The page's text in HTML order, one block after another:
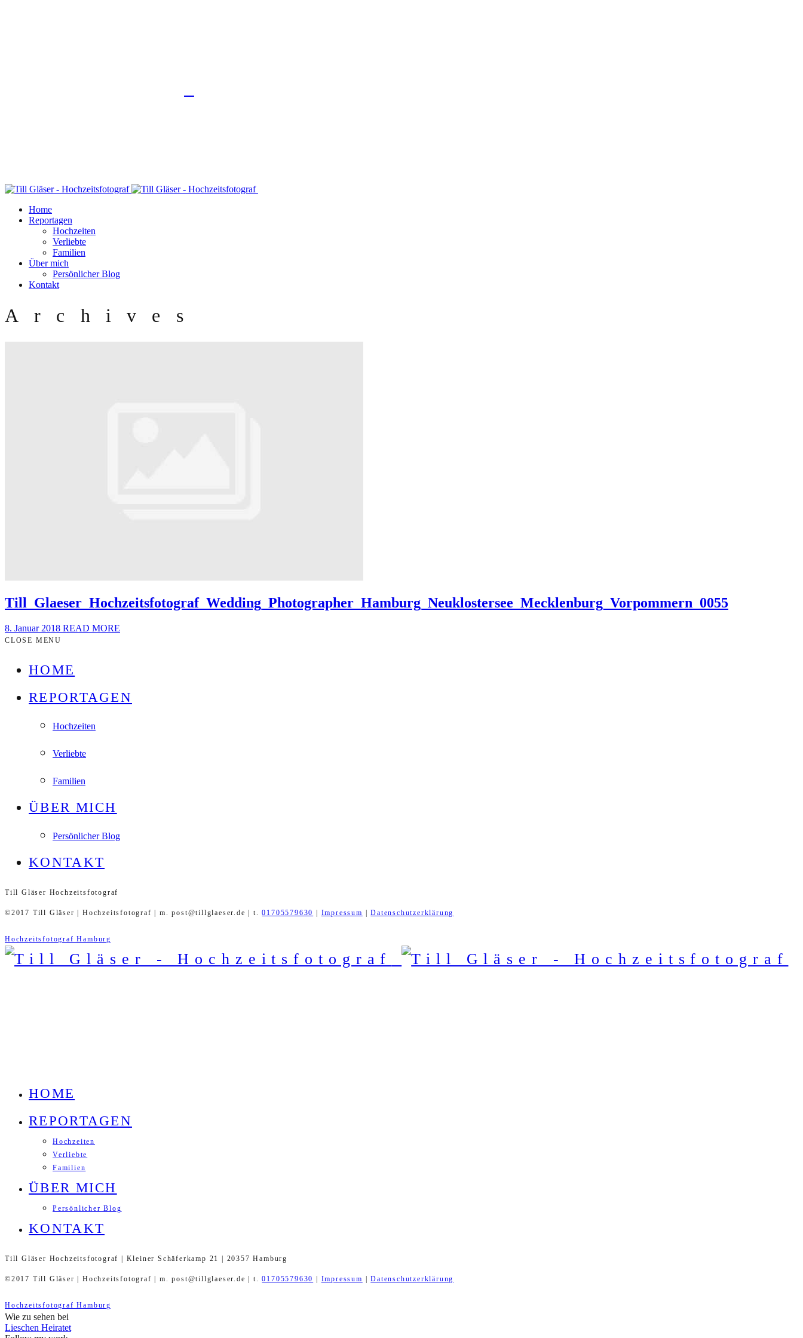
Home
Reportagen
Hochzeiten
Verliebte
Familien
Über mich
Persönlicher Blog
Kontakt
Archives
Till_Glaeser_Hochzeitsfotograf_Wedding_Photographer_Hamburg_Neuklostersee_Mecklenburg_Vorpommern_0055
8. Januar 2018 READ MORE
CLOSE MENU
HOME
REPORTAGEN
Hochzeiten
Verliebte
Familien
ÜBER MICH
Persönlicher Blog
KONTAKT
Till Gläser Hochzeitsfotograf
©2017 Till Gläser | Hochzeitsfotograf | m. post@tillglaeser.de | t.01705579630 | Impressum |Datenschutzerklärung
Hochzeitsfotograf Hamburg
HOME
REPORTAGEN
Hochzeiten
Verliebte
Familien
ÜBER MICH
Persönlicher Blog
KONTAKT
Till Gläser Hochzeitsfotograf | Kleiner Schäferkamp 21 | 20357 Hamburg
©2017 Till Gläser | Hochzeitsfotograf | m. post@tillglaeser.de | t.01705579630 | Impressum |Datenschutzerklärung
Hochzeitsfotograf Hamburg
Wie zu sehen bei
Lieschen Heiratet